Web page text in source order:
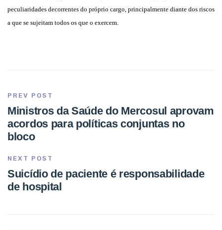
peculiaridades decorrentes do próprio cargo, principalmente diante dos riscos
a que se sujeitam todos os que o exercem.
PREV POST
Ministros da Saúde do Mercosul aprovam
acordos para políticas conjuntas no
bloco
NEXT POST
Suicídio de paciente é responsabilidade
de hospital